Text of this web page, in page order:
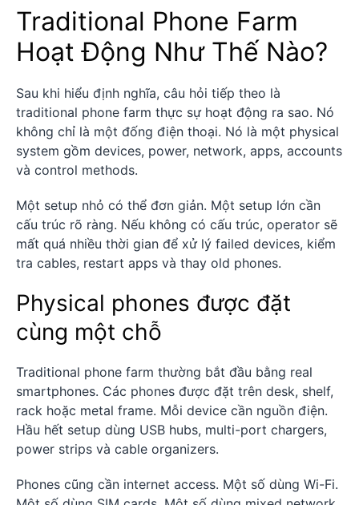
Traditional Phone Farm
Hoạt Động Như Thế Nào?
Sau khi hiểu định nghĩa, câu hỏi tiếp theo là
traditional phone farm thực sự hoạt động ra sao. Nó
không chỉ là một đống điện thoại. Nó là một physical
system gồm devices, power, network, apps, accounts
và control methods.
Một setup nhỏ có thể đơn giản. Một setup lớn cần
cấu trúc rõ ràng. Nếu không có cấu trúc, operator sẽ
mất quá nhiều thời gian để xử lý failed devices, kiểm
tra cables, restart apps và thay old phones.
Physical phones được đặt
cùng một chỗ
Traditional phone farm thường bắt đầu bằng real
smartphones. Các phones được đặt trên desk, shelf,
rack hoặc metal frame. Mỗi device cần nguồn điện.
Hầu hết setup dùng USB hubs, multi-port chargers,
power strips và cable organizers.
Phones cũng cần internet access. Một số dùng Wi-Fi.